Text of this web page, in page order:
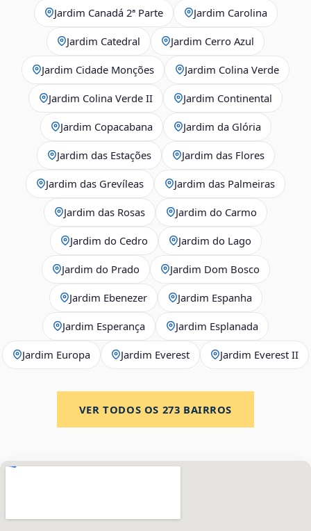
Jardim Canadá 2ª Parte Jardim Carolina
Jardim Catedral Jardim Cerro Azul
Jardim Cidade Monções Jardim Colina Verde
Jardim Colina Verde II Jardim Continental
Jardim Copacabana Jardim da Glória
Jardim das Estações Jardim das Flores
Jardim das Grevíleas Jardim das Palmeiras
Jardim das Rosas Jardim do Carmo
Jardim do Cedro Jardim do Lago
Jardim do Prado Jardim Dom Bosco
Jardim Ebenezer Jardim Espanha
Jardim Esperança Jardim Esplanada
Jardim Europa Jardim Everest Jardim Everest II
VER TODOS OS 273 BAIRROS